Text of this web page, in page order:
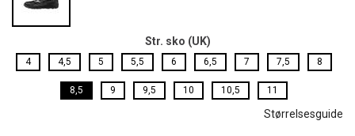
Str. sko (UK)
4 4,5 5 5,5 6 6,5 7 7,5 8
8,5 9 9,5 10 10,5 11
Størrelsesguide